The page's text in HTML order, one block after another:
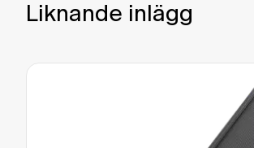
Liknande inlägg